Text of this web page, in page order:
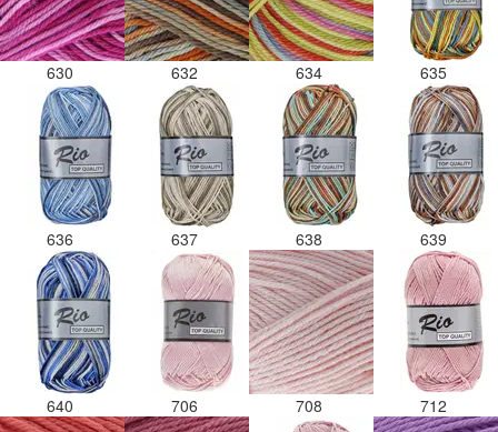
630 632 634 635
636 637 638 639
640 706 708 712